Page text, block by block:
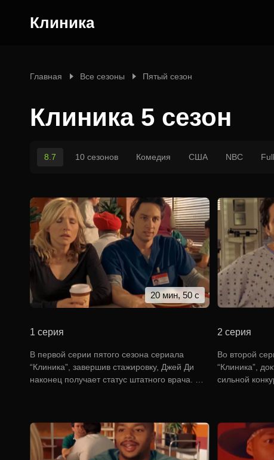
Клиника
Главная Все сезоны Пятый сезон
Клиника 5 сезон
8.7 10 сезонов Комедия США NBC
20 мин, 50 с
1 серия
В первой серии пятого сезона сериала
“Клиника”, завершив стажировку, Джей Ди
наконец получает статус штатного врача. …
2 серия
Во второй
“Клиника”,
сильной